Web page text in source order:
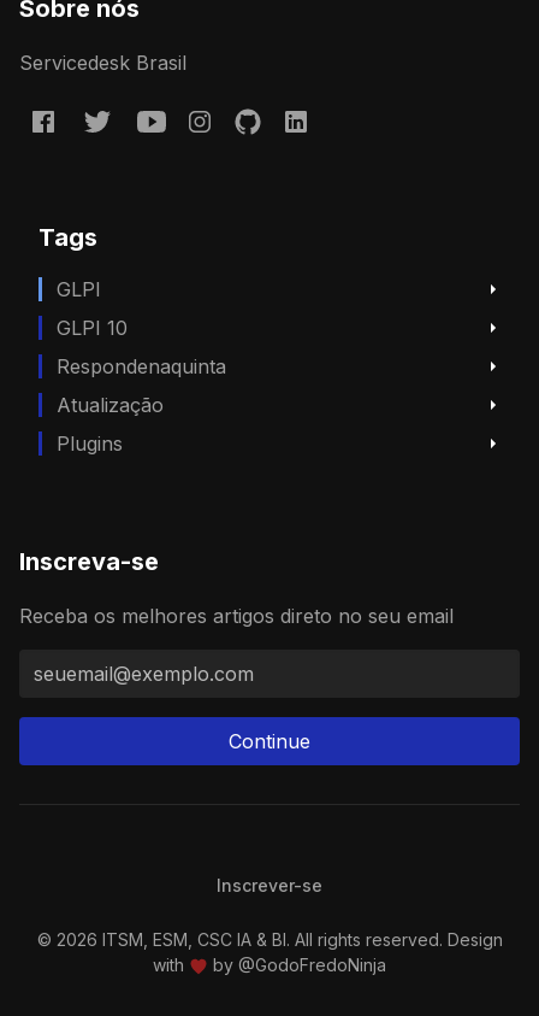
Sobre nós
Servicedesk Brasil
Tags
GLPI
GLPI 10
Respondenaquinta
Atualização
Plugins
Inscreva-se
Receba os melhores artigos direto no seu email
Continue
Inscrever-se
© 2026 ITSM, ESM, CSC IA & BI. All rights reserved. Design
with
by @GodoFredoNinja